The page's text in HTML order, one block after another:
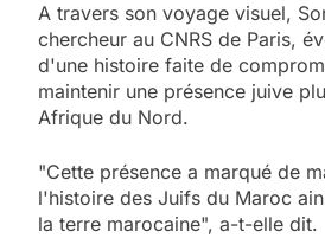
A travers son voyage visuel,
chercheur au CNRS de Paris,
d'une histoire faite de
maintenir une présence juive
Afrique du Nord.
"Cette présence a marqué de
l'histoire des Juifs du Maroc
la terre marocaine", a-t-elle dit.